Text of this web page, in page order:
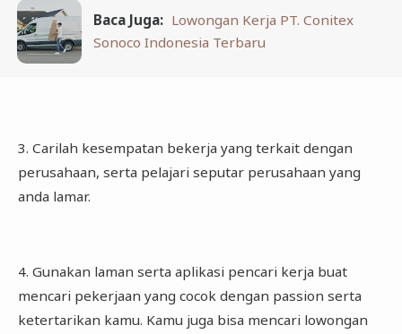
Baca Juga: Lowongan Kerja PT. Conitex
Sonoco Indonesia Terbaru
3. Carilah kesempatan bekerja yang terkait dengan
perusahaan, serta pelajari seputar perusahaan yang
anda lamar.
4. Gunakan laman serta aplikasi pencari kerja buat
mencari pekerjaan yang cocok dengan passion serta
ketertarikan kamu. Kamu juga bisa mencari lowongan